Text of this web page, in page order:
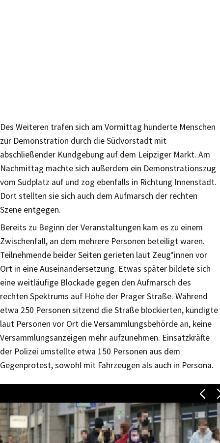
Des Weiteren trafen sich am Vormittag hunderte Menschen
zur Demonstration durch die Südvorstadt mit
abschließender Kundgebung auf dem Leipziger Markt. Am
Nachmittag machte sich außerdem ein Demonstrationszug
vom Südplatz auf und zog ebenfalls in Richtung Innenstadt.
Dort stellten sie sich auch dem Aufmarsch der rechten
Szene entgegen.
Bereits zu Beginn der Veranstaltungen kam es zu einem
Zwischenfall, an dem mehrere Personen beteiligt waren.
Teilnehmende beider Seiten gerieten laut Zeug*innen vor
Ort in eine Auseinandersetzung. Etwas später bildete sich
eine weitläufige Blockade gegen den Aufmarsch des
rechten Spektrums auf Höhe der Prager Straße. Während
etwa 250 Personen sitzend die Straße blockierten, kündigte
laut Personen vor Ort die Versammlungsbehörde an, keine
Versammlungsanzeigen mehr aufzunehmen. Einsatzkräfte
der Polizei umstellte etwa 150 Personen aus dem
Gegenprotest, sowohl mit Fahrzeugen als auch in Persona.